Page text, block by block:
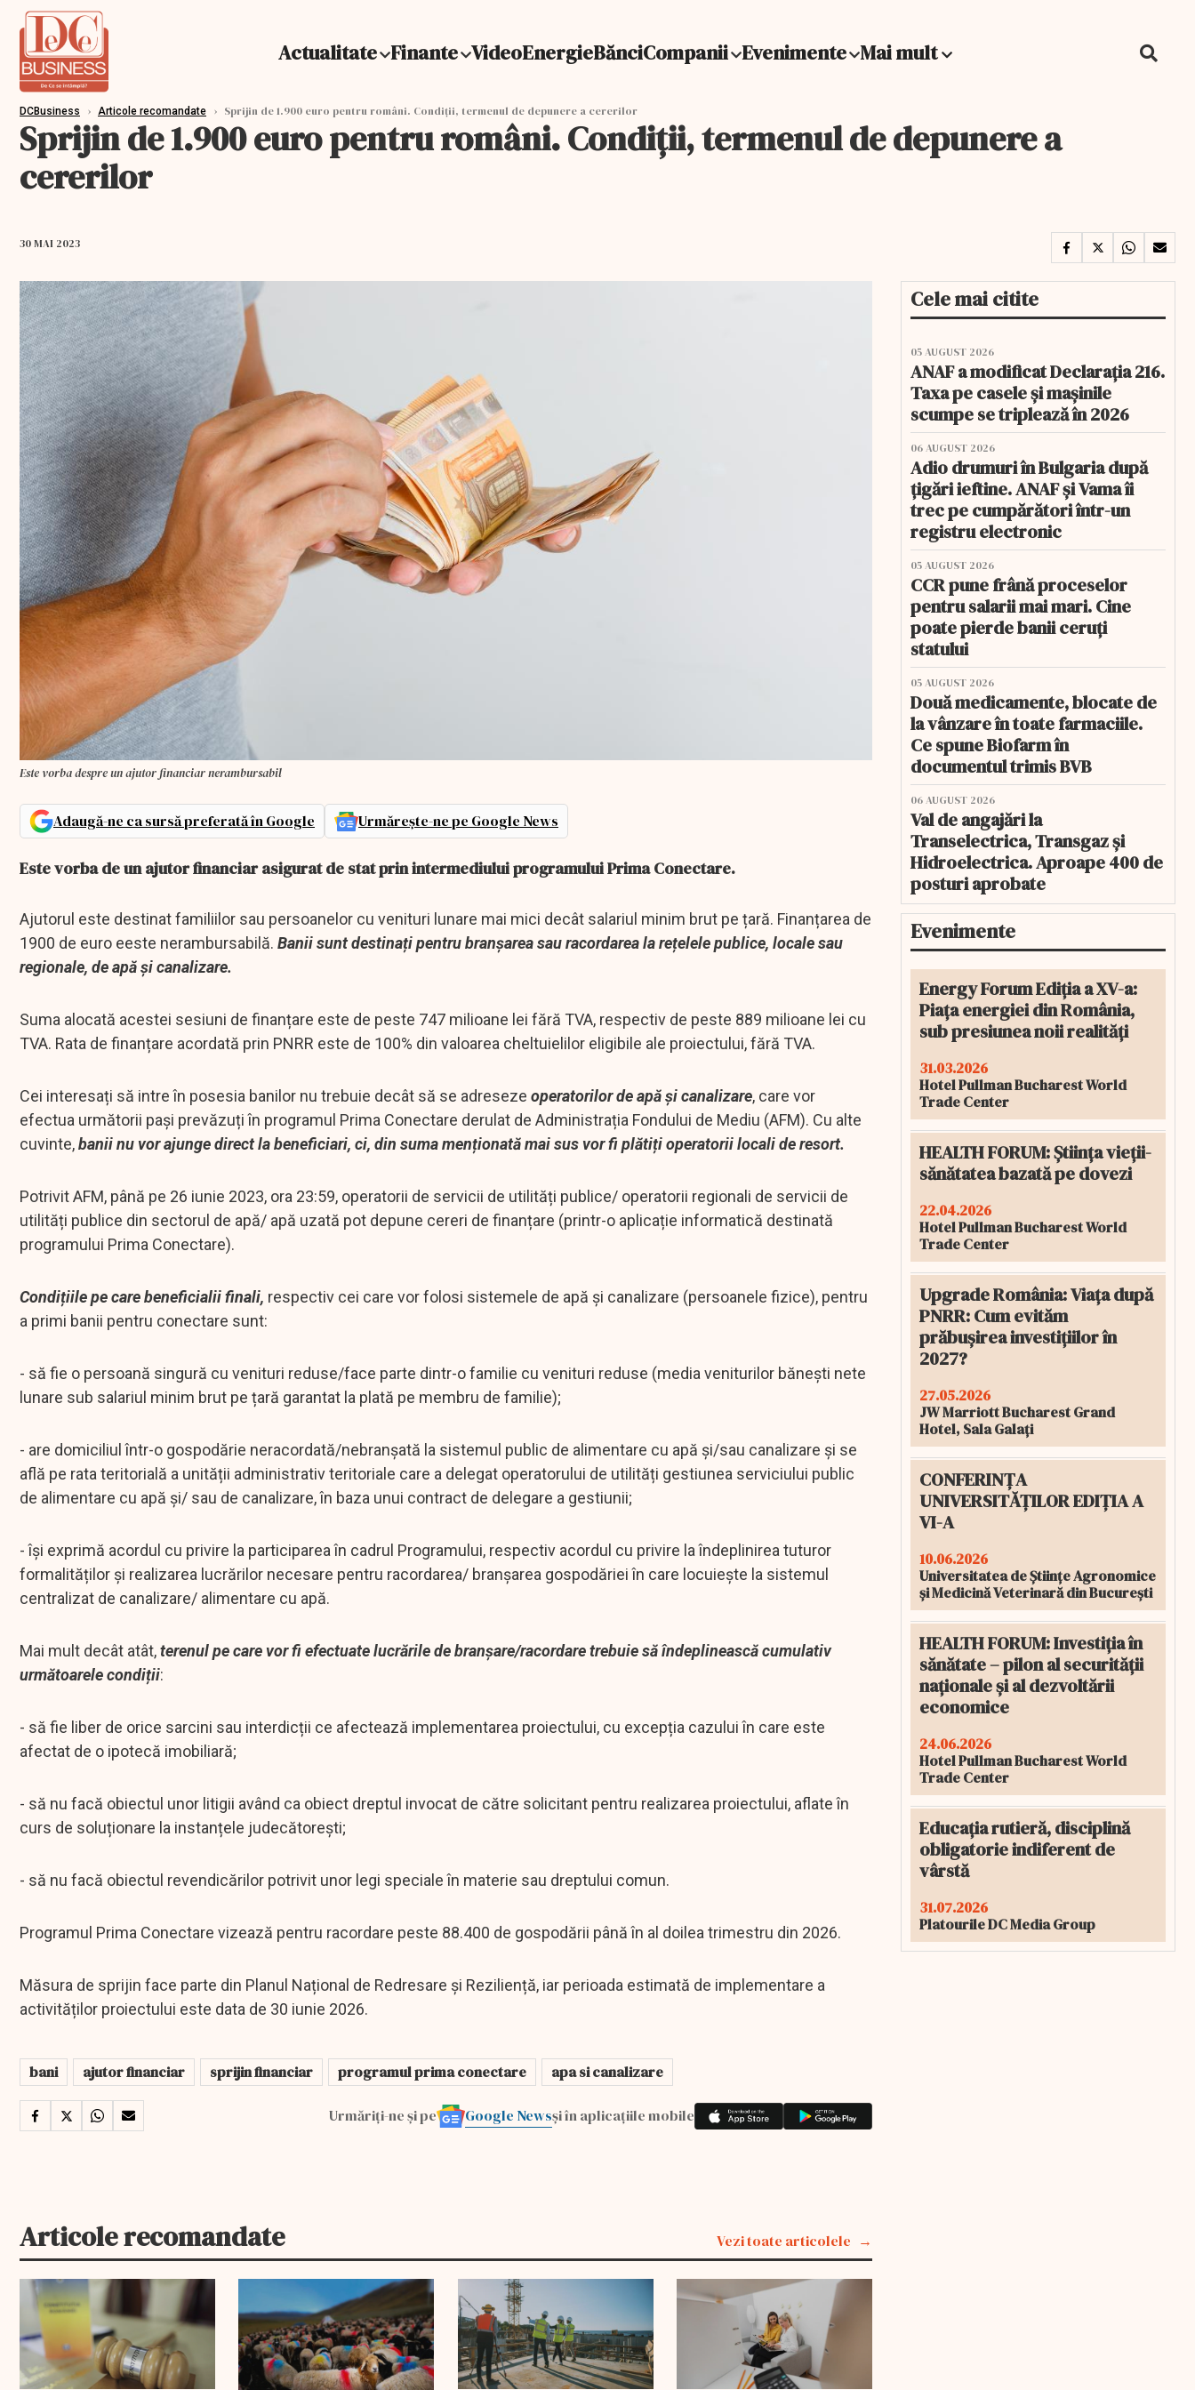
Actualitate Finante VideoEnergieBănciCompanii Evenimente Mai mult
DCBusiness › Articole recomandate › Sprijin de 1.900 euro pentru români. Condiții, termenul de depunere a cererilor
Sprijin de 1.900 euro pentru români. Condiții, termenul de depunere a
cererilor
30 MAI 2023
Este vorba despre un ajutor financiar nerambursabil
Adaugă-ne ca sursă preferată în Google Urmărește-ne pe Google News
Este vorba de un ajutor financiar asigurat de stat prin intermediului programului Prima Conectare.
Ajutorul este destinat familiilor sau persoanelor cu venituri lunare mai mici decât salariul minim brut pe țară. Finanțarea de
1900 de euro eeste nerambursabilă. Banii sunt destinați pentru branșarea sau racordarea la rețelele publice, locale sau
regionale, de apă și canalizare.
Suma alocată acestei sesiuni de finanțare este de peste 747 milioane lei fără TVA, respectiv de peste 889 milioane lei cu
TVA. Rata de finanțare acordată prin PNRR este de 100% din valoarea cheltuielilor eligibile ale proiectului, fără TVA.
Cei interesați să intre în posesia banilor nu trebuie decât să se adreseze operatorilor de apă și canalizare, care vor
efectua următorii pași prevăzuți în programul Prima Conectare derulat de Administrația Fondului de Mediu (AFM). Cu alte
cuvinte,banii nu vor ajunge direct la beneficiari, ci, din suma menționată mai sus vor fi plătiți operatorii locali de resort.
Potrivit AFM, până pe 26 iunie 2023, ora 23:59, operatorii de servicii de utilități publice/ operatorii regionali de servicii de
utilități publice din sectorul de apă/ apă uzată pot depune cereri de finanțare (printr-o aplicație informatică destinată
programului Prima Conectare).
Condițiile pe care beneficialii finali, respectiv cei care vor folosi sistemele de apă și canalizare (persoanele fizice), pentru
a primi banii pentru conectare sunt:
- să fie o persoană singură cu venituri reduse/face parte dintr-o familie cu venituri reduse (media veniturilor bănești nete
lunare sub salariul minim brut pe țară garantat la plată pe membru de familie);
- are domiciliul într-o gospodărie neracordată/nebranșată la sistemul public de alimentare cu apă și/sau canalizare și se
află pe rata teritorială a unității administrativ teritoriale care a delegat operatorului de utilități gestiunea serviciului public
de alimentare cu apă și/ sau de canalizare, în baza unui contract de delegare a gestiunii;
- își exprimă acordul cu privire la participarea în cadrul Programului, respectiv acordul cu privire la îndeplinirea tuturor
formalităților și realizarea lucrărilor necesare pentru racordarea/ branșarea gospodăriei în care locuiește la sistemul
centralizat de canalizare/ alimentare cu apă.
Mai mult decât atât,terenul pe care vor fi efectuate lucrările de branșare/racordare trebuie să îndeplinească cumulativ
următoarele condiții:
- să fie liber de orice sarcini sau interdicții ce afectează implementarea proiectului, cu excepția cazului în care este
afectat de o ipotecă imobiliară;
- să nu facă obiectul unor litigii având ca obiect dreptul invocat de către solicitant pentru realizarea proiectului, aflate în
curs de soluționare la instanțele judecătorești;
- să nu facă obiectul revendicărilor potrivit unor legi speciale în materie sau dreptului comun.
Programul Prima Conectare vizează pentru racordare peste 88.400 de gospodării până în al doilea trimestru din 2026.
Măsura de sprijin face parte din Planul Național de Redresare și Reziliență, iar perioada estimată de implementare a
activităților proiectului este data de 30 iunie 2026.
bani ajutor financiar sprijin financiar programul prima conectare apa si canalizare
Urmăriți-ne și pe Google Newsși în aplicațiile mobile
Articole recomandate Vezi toate articolele
EXCLUSIV
Cele mai citite
05 AUGUST 2026
ANAF a modificat Declarația 216.
Taxa pe casele și mașinile
scumpe se triplează în 2026
06 AUGUST 2026
Adio drumuri în Bulgaria după
țigări ieftine. ANAF și Vama îi
trec pe cumpărători într-un
registru electronic
05 AUGUST 2026
CCR pune frână proceselor
pentru salarii mai mari. Cine
poate pierde banii ceruți
statului
05 AUGUST 2026
Două medicamente, blocate de
la vânzare în toate farmaciile.
Ce spune Biofarm în
documentul trimis BVB
06 AUGUST 2026
Val de angajări la
Transelectrica, Transgaz și
Hidroelectrica. Aproape 400 de
posturi aprobate
Evenimente
Energy Forum Ediția a XV-a:
Piața energiei din România,
sub presiunea noii realități
31.03.2026
Hotel Pullman Bucharest World
Trade Center
HEALTH FORUM: Știința vieții-
sănătatea bazată pe dovezi
22.04.2026
Hotel Pullman Bucharest World
Trade Center
Upgrade România: Viața după
PNRR: Cum evităm
prăbușirea investițiilor în
2027?
27.05.2026
JW Marriott Bucharest Grand
Hotel, Sala Galați
CONFERINȚA
UNIVERSITĂȚILOR EDIȚIA A
VI-A
10.06.2026
Universitatea de Științe Agronomice
și Medicină Veterinară din București
HEALTH FORUM: Investiția în
sănătate – pilon al securității
naționale și al dezvoltării
economice
24.06.2026
Hotel Pullman Bucharest World
Trade Center
Educația rutieră, disciplină
obligatorie indiferent de
vârstă
31.07.2026
Platourile DC Media Group